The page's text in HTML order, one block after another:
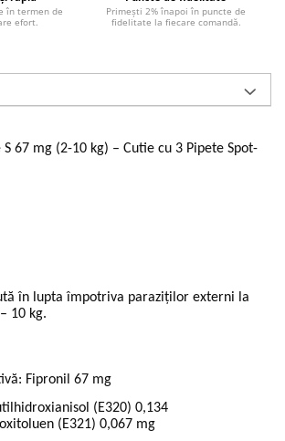
în termen de
efort.
Primești 2% înapoi în puncte de
fidelitate la fiecare comandă.
S 67 mg (2-10 kg) – Cutie cu 3 Pipete Spot-
în lupta împotriva paraziților externi la
10 kg.
Fipronil 67 mg
(E320) 0,134
(E321) 0,067 mg